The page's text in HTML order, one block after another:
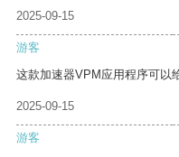
2025-09-15
游客
这款加速器VPM应用程序可以
2025-09-15
游客